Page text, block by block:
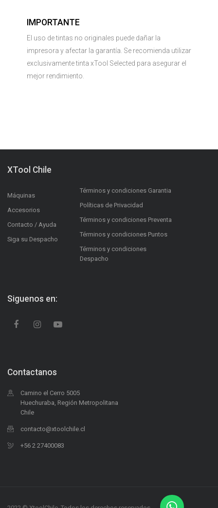
IMPORTANTE
El uso de tintas no originales puede dañar la
impresora y afectar la garantía. Se recomienda utilizar
exclusivamente tinta xTool Selected para asegurar el
mejor rendimiento.
XTool Chile
Máquinas
Accesorios
Contacto / Ayuda
Siga su Despacho
Términos y condiciones Garantia
Políticas de Privacidad
Términos y condiciones Preventa
Términos y condiciones Puntos
Términos y condiciones
Despacho
Siguenos en:
Contactanos
Camino el Cerro 5005
Huechuraba, Región Metropolitana
Chile
contacto@xtoolchile.cl
+56 2 27400083